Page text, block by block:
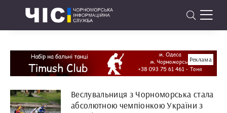
Реклама
Веслувальниця з Чорноморська стала
абсолютною чемпіонкою України з